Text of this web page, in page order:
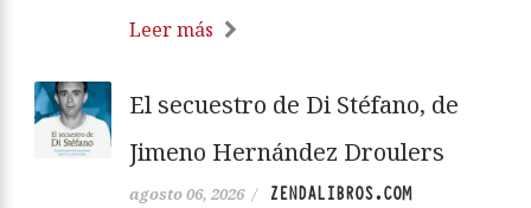
escribió Y apareciste cuando estaba a
olvidarte… surgió precisamente de una
idea que me ha perseguido durante